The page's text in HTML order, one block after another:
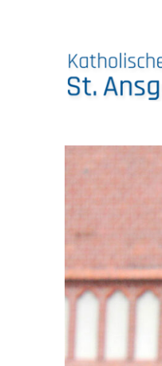
Katholische